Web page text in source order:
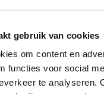
gebruik van cookies
om content en
functies voor social
te analyseren.
van de functie,
en toekomstig
dorpsconciërges